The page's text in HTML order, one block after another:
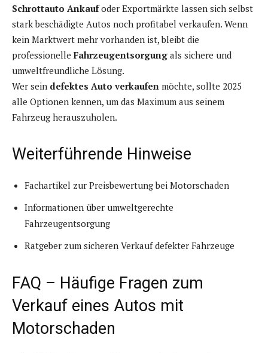
Schrottauto Ankaufoder Exportmärkte lassen sich selbst
stark beschädigte Autos noch profitabel verkaufen. Wenn
kein Marktwert mehr vorhanden ist, bleibt die
professionelle Fahrzeugentsorgung als sichere und
umweltfreundliche Lösung.
Wer sein defektes Auto verkaufen möchte, sollte 2025
alle Optionen kennen, um das Maximum aus seinem
Fahrzeug herauszuholen.
Weiterführende Hinweise
Fachartikel zur Preisbewertung bei Motorschaden
Informationen über umweltgerechte
Fahrzeugentsorgung
Ratgeber zum sicheren Verkauf defekter Fahrzeuge
FAQ – Häufige Fragen zum
Verkauf eines Autos mit
Motorschaden